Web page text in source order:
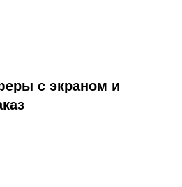
с экраном и